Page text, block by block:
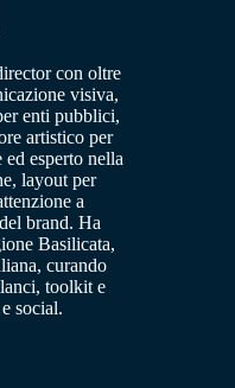
con oltre
visiva,
enti pubblici,
artistico per
esperto nella
layout per
a
brand. Ha
Basilicata,
curando
toolkit e
social.